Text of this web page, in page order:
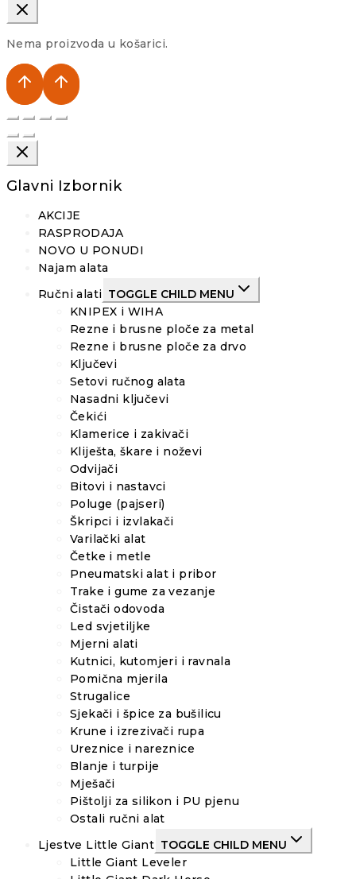
Nema proizvoda u košarici.
Glavni Izbornik
AKCIJE
RASPRODAJA
NOVO U PONUDI
Najam alata
Ručni alati TOGGLE CHILD MENU
KNIPEX i WIHA
Rezne i brusne ploče za metal
Rezne i brusne ploče za drvo
Ključevi
Setovi ručnog alata
Nasadni ključevi
Čekići
Klamerice i zakivači
Kliješta, škare i noževi
Odvijači
Bitovi i nastavci
Poluge (pajseri)
Škripci i izvlakači
Varilački alat
Četke i metle
Pneumatski alat i pribor
Trake i gume za vezanje
Čistači odovoda
Led svjetiljke
Mjerni alati
Kutnici, kutomjeri i ravnala
Pomična mjerila
Strugalice
Sjekači i špice za bušilicu
Krune i izrezivači rupa
Ureznice i nareznice
Blanje i turpije
Mješači
Pištolji za silikon i PU pjenu
Ostali ručni alat
Ljestve Little Giant TOGGLE CHILD MENU
Little Giant Leveler